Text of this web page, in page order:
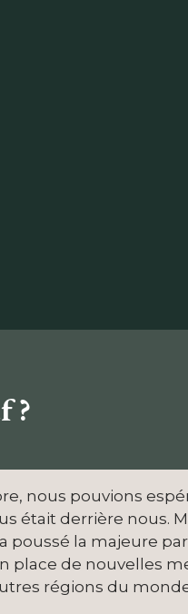
?
nous pouvions
était derrière nous.
poussé la majeure
place de nouvelles
régions du